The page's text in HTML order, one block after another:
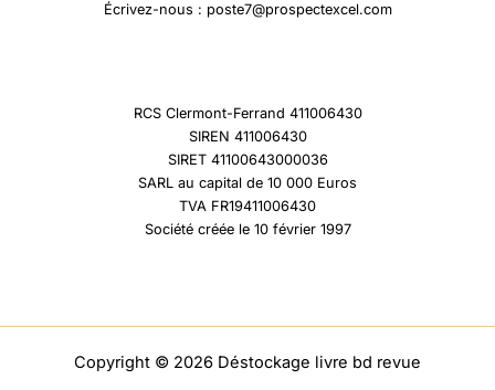
Écrivez-nous : poste7@prospectexcel.com
RCS Clermont-Ferrand 411006430
SIREN 411006430
SIRET 41100643000036
SARL au capital de 10 000 Euros
TVA FR19411006430
Société créée le 10 février 1997
Copyright © 2026 Déstockage livre bd revue